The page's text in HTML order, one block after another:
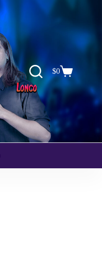
Carro
compra
$0